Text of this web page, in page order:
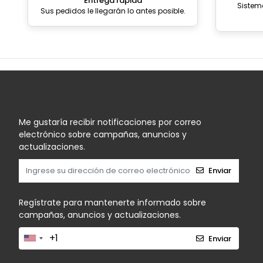
Sus pedidos le llegarán lo antes posible.
Me gustaría recibir notificaciones por correo
electrónico sobre campañas, anuncios y
actualizaciones.
Enviar
Regístrate para mantenerte informado sobre
campañas, anuncios y actualizaciones.
Enviar